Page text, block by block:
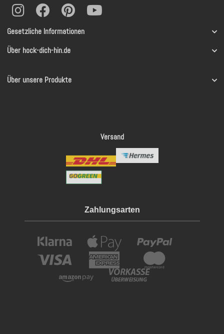
Gesetzliche Informationen
Über hock-dich-hin.de
Über unsere Produkte
Versand
Zahlungsarten